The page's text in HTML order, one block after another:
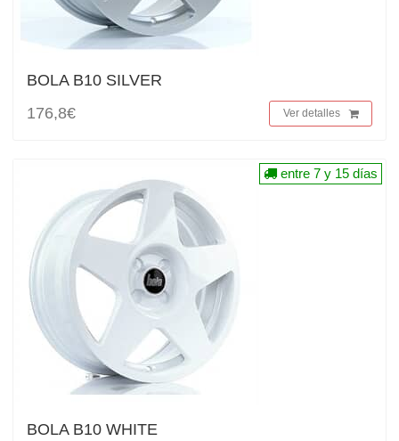
BOLA B10 SILVER
176,8€
Ver detalles
BOLA B10 WHITE
entre 7 y 15 días